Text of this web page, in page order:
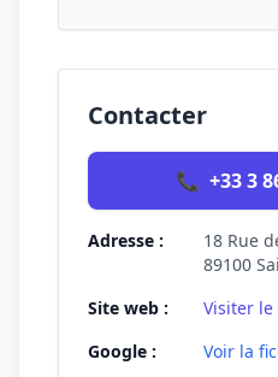
Contacter
📞 +33 3
Adresse :
18 Rue
89100
Site web :
Visiter
Google :
Voir la